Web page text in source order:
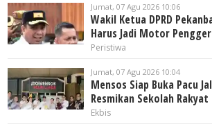
Jumat, 07 Agu 2026 10:06
Wakil Ketua DPRD
Harus Jadi Motor
Peristiwa
Jumat, 07 Agu 2026 10:04
Mensos Siap Buka Pacu
Resmikan Sekolah Rakyat
Ekbis